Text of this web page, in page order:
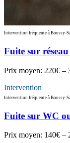
Intervention fréquente à Boussy-
Fuite sur
Prix moyen: 220€ –
Intervention
Intervention fréquente à Boussy-
Fuite sur WC
Prix moyen: 140€ –